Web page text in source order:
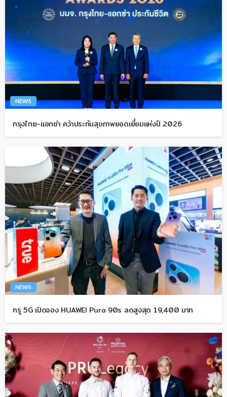
NEWS
กรุงไทย-แอกซ่า คว้าประกันสุขภาพยอดเยี่ยมแห่งปี 2026
NEWS
ทรู 5G เปิดจอง HUAWEI Pura 90s ลดสูงสุด 19,400 บาท